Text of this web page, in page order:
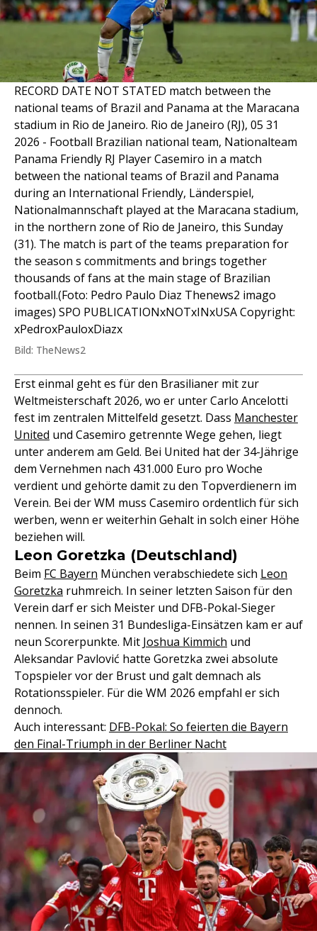
RECORD DATE NOT STATED match between the
national teams of Brazil and Panama at the Maracana
stadium in Rio de Janeiro. Rio de Janeiro (RJ), 05 31
2026 - Football Brazilian national team, Nationalteam
Panama Friendly RJ Player Casemiro in a match
between the national teams of Brazil and Panama
during an International Friendly, Länderspiel,
Nationalmannschaft played at the Maracana stadium,
in the northern zone of Rio de Janeiro, this Sunday
(31). The match is part of the teams preparation for
the season s commitments and brings together
thousands of fans at the main stage of Brazilian
football.(Foto: Pedro Paulo Diaz Thenews2 imago
images) SPO PUBLICATIONxNOTxINxUSA Copyright:
xPedroxPauloxDiazx
Bild: TheNews2
Erst einmal geht es für den Brasilianer mit zur
Weltmeisterschaft 2026, wo er unter Carlo Ancelotti
fest im zentralen Mittelfeld gesetzt. Dass Manchester
United und Casemiro getrennte Wege gehen, liegt
unter anderem am Geld. Bei United hat der 34-Jährige
dem Vernehmen nach 431.000 Euro pro Woche
verdient und gehörte damit zu den Topverdienern im
Verein. Bei der WM muss Casemiro ordentlich für sich
werben, wenn er weiterhin Gehalt in solch einer Höhe
beziehen will.
Leon Goretzka (Deutschland)
Beim FC Bayern München verabschiedete sich Leon
Goretzka ruhmreich. In seiner letzten Saison für den
Verein darf er sich Meister und DFB-Pokal-Sieger
nennen. In seinen 31 Bundesliga-Einsätzen kam er auf
neun Scorerpunkte. Mit Joshua Kimmich und
Aleksandar Pavlović hatte Goretzka zwei absolute
Topspieler vor der Brust und galt demnach als
Rotationsspieler. Für die WM 2026 empfahl er sich
dennoch.
Auch interessant: DFB-Pokal: So feierten die Bayern
den Final-Triumph in der Berliner Nacht